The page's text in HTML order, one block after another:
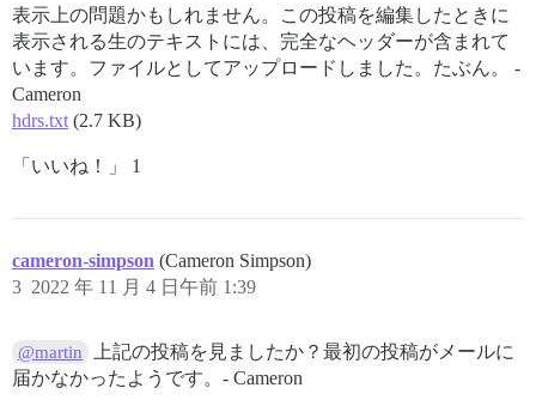
表示上の問題かもしれません。この投稿を編集したときに
表示される生のテキストには、完全なヘッダーが含まれて
います。ファイルとしてアップロードしました。たぶん。 -
Cameron
hdrs.txt (2.7 KB)
「いいね！」 1
cameron-simpson (Cameron Simpson)
2022 年 11 月 4 日午前 1:39
3
@martin
上記の投稿を見ましたか？最初の投稿がメールに
届かなかったようです。- Cameron